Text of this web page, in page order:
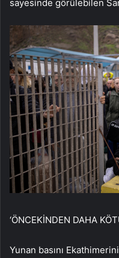
sayesinde görülebilen
‘ÖNCEKİNDEN DAHA
Yunan basını